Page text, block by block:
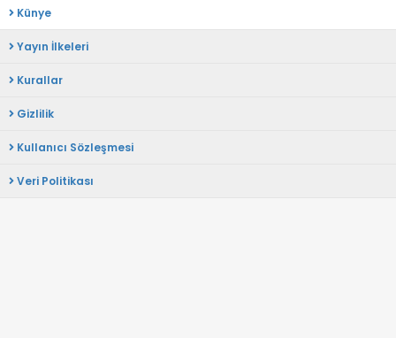
Künye
Yayın İlkeleri
Kurallar
Gizlilik
Kullanıcı Sözleşmesi
Veri Politikası